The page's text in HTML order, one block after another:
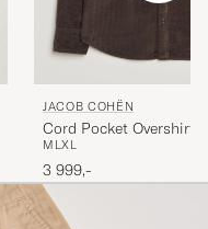
JACOB COHËN
Cord Pocket Overshirt
M LXL
3 999,-